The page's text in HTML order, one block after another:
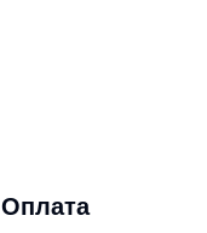
Оплата